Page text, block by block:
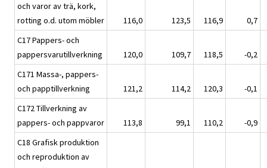
och varor av trä, kork,
rotting o.d. utom möbler
116,0 123,5 116,9
0,7
C17 Pappers- och
pappersvarutillverkning
120,0 109,7 118,5
-0,2
C171 Massa-, pappers-
och papptillverkning
121,2 114,2 120,3
-0,1
C172 Tillverkning av
pappers- och pappvaror
113,8 99,1 110,2
-0,9
C18 Grafisk produktion
och reproduktion av